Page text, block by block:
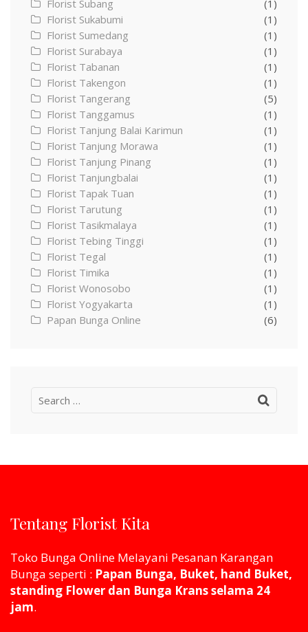
Florist Subang
(1)
Florist Sukabumi
(1)
Florist Sumedang
(1)
Florist Surabaya
(1)
Florist Tabanan
(1)
Florist Takengon
(1)
Florist Tangerang
(5)
Florist Tanggamus
(1)
Florist Tanjung Balai Karimun
(1)
Florist Tanjung Morawa
(1)
Florist Tanjung Pinang
(1)
Florist Tanjungbalai
(1)
Florist Tapak Tuan
(1)
Florist Tarutung
(1)
Florist Tasikmalaya
(1)
Florist Tebing Tinggi
(1)
Florist Tegal
(1)
Florist Timika
(1)
Florist Wonosobo
(1)
Florist Yogyakarta
(1)
Papan Bunga Online
(6)
Search
Tentang Florist Kita
Toko Bunga Online Melayani Pesanan Karangan
Bunga seperti : Papan Bunga, Buket, hand Buket,
standing Flower dan Bunga Krans selama 24
jam.